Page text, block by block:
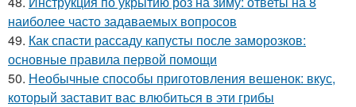
наиболее часто задаваемых вопросов
49. Как спасти рассаду капусты после заморозков:
основные правила первой помощи
50. Необычные способы приготовления вешенок: вкус,
который заставит вас влюбиться в эти грибы